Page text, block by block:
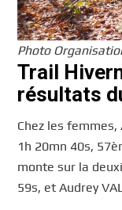
Photo
Trail
résultats
Chez les femmes,
1h 20mn 40s,
monte sur la
59s, et Audrey